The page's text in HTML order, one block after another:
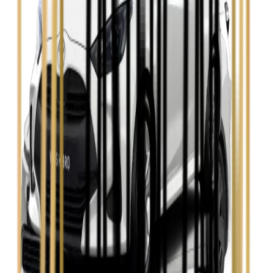
Seat Leon
Skoda Fabia
Zobacz
Skoda Kamiq
Zobacz
Skoda Octavia
Zobacz
Toyota Avensis
Zobacz
Toyota Camry